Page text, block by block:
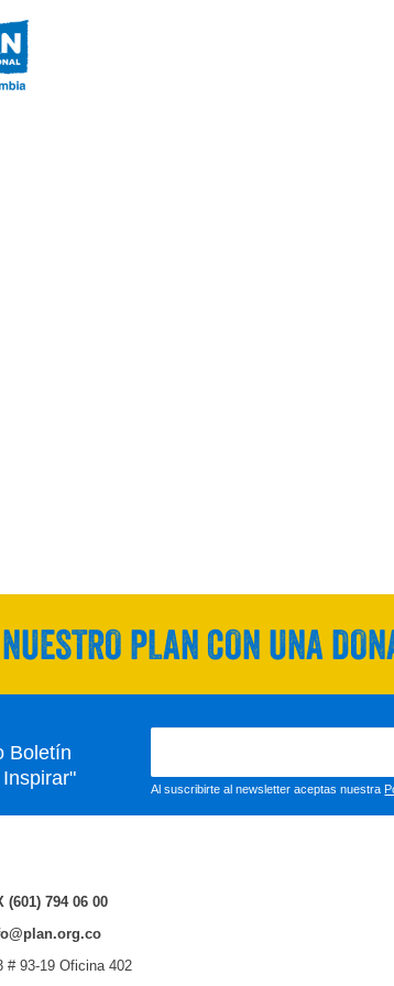
PLAN CON UNA
Boletín
Al suscribirte al newsletter aceptas nuestra
(601) 794 06 00
# 93-19 Oficina 402